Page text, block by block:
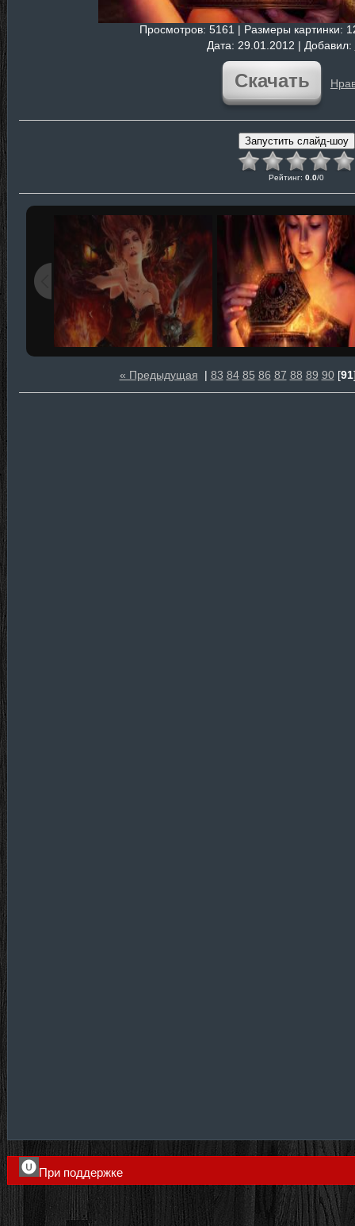
Просмотров: 5161 | Размеры картинки:
Дата: 29.01.2012 | Добавил:
Скачать
Рейтинг: 0.0/0
« Предыдущая | 83 84 85 86 87 88 89 90[91
При поддержке